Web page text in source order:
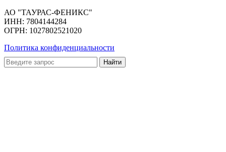
АО "ТАУРАС-ФЕНИКС"
ИНН: 7804144284
ОГРН: 1027802521020
Политика конфиденциальности